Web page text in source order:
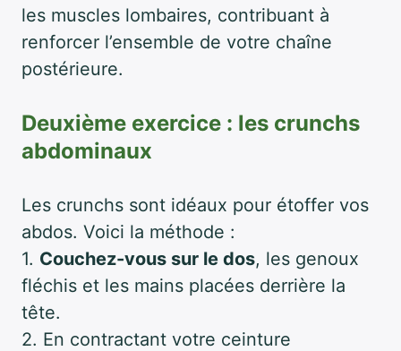
les muscles lombaires, contribuant à
renforcer l’ensemble de votre chaîne
postérieure.
Deuxième exercice : les crunchs
abdominaux
Les crunchs sont idéaux pour étoffer vos
abdos. Voici la méthode :
1. Couchez-vous sur le dos, les genoux
fléchis et les mains placées derrière la
tête.
2. En contractant votre ceinture